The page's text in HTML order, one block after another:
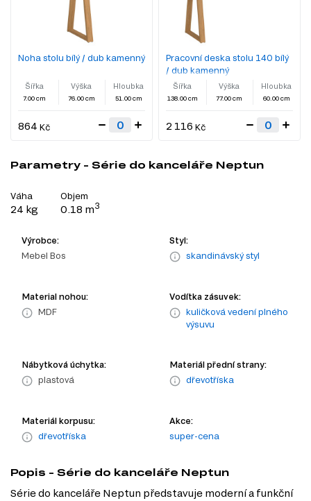
Noha stolu bílý / dub kamenný
Šířka
7.00 cm
Výška
76.00 cm
Hloubka
51.00 cm
864 Kč
Pracovní deska stolu 140 bílý
/ dub kamenný
Šířka
138.00 cm
Výška
77.00 cm
Hloubka
60.00 cm
2 116 Kč
Parametry - Série do kanceláře Neptun
Váha
24 kg
Objem
0.18 m3
Výrobce:
Mebel Bos
Styl:
skandinávský styl
Material nohou:
MDF
Vodítka zásuvek:
kuličková vedení plného
výsuvu
Nábytková úchytka:
plastová
Materiál přední strany:
dřevotříska
Materiál korpusu:
dřevotříska
Akce:
super-cena
Popis - Série do kanceláře Neptun
Série do kanceláře Neptun představuje moderní a funkční